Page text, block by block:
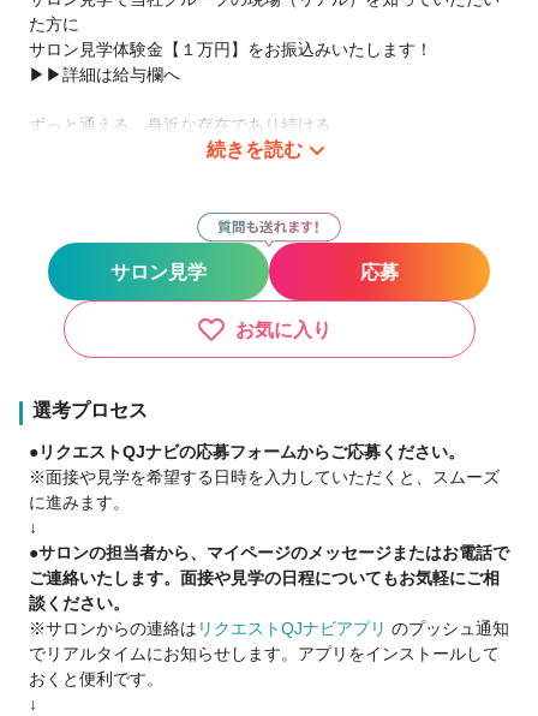
た方に
サロン見学体験金【１万円】をお振込みいたします！
▶▶詳細は給与欄へ
ずっと通える、身近な存在であり続ける
2009年の1号店OPENから現在までで全国1100店舗以上展開
日数や時間に縛られる働き方ではなく
『あなただけのオリジナルのサロンワーク』をしませんか？
－子育て中のママ－
好きな曜日に休んで、子どもの予定に合わせて早上がり
仕事と家庭のバランスを重視
－休日重視・趣味に没頭－
10連休を取るスタッフも
－二刀流－
フットサルのプロ選手×Agu.
スタイリストとして働きながら、プロとして活躍
【当社グループへの転職を考えているあなたへ】
Q.顧客がいないので、集客面で不安です…
A.新規集客は会社の本部が一括対応しているため、顧客0でも問
題なく入客できます
スタッフ集客満足度94.4%！
続きを読む
サロン見学 応募
お気に入り
選考プロセス
●リクエストQJナビの応募フォームからご応募ください。
※面接や見学を希望する日時を入力していただくと、スムーズ
に進みます。
↓
●サロンの担当者から、マイページのメッセージまたはお電話で
ご連絡いたします。面接や見学の日程についてもお気軽にご相
談ください。
※サロンからの連絡は リクエストQJナビアプリ のプッシュ通知
でリアルタイムにお知らせします。アプリをインストールして
おくと便利です。
↓